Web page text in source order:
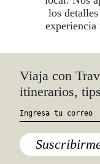
los
experiencia